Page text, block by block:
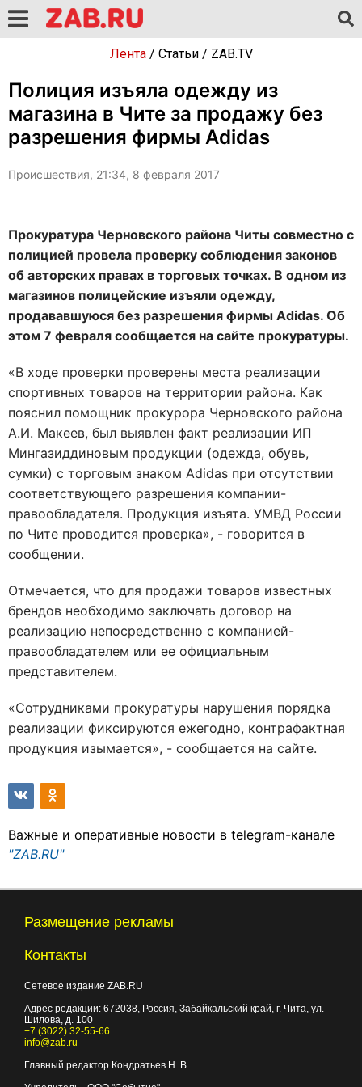
Лента/ Статьи/ ZAB.TV
Полиция изъяла одежду из
магазина в Чите за продажу без
разрешения фирмы Adidas
Происшествия, 21:34, 8 февраля 2017
Прокуратура Черновского района Читы совместно с
полицией провела проверку соблюдения законов
об авторских правах в торговых точках. В одном из
магазинов полицейские изъяли одежду,
продававшуюся без разрешения фирмы Adidas. Об
этом 7 февраля сообщается на сайте прокуратуры.
«В ходе проверки проверены места реализации
спортивных товаров на территории района. Как
пояснил помощник прокурора Черновского района
А.И. Макеев, был выявлен факт реализации ИП
Мингазиддиновым продукции (одежда, обувь,
сумки) с торговым знаком Adidas при отсутствии
соответствующего разрешения компании-
правообладателя. Продукция изъята. УМВД России
по Чите проводится проверка», - говорится в
сообщении.
Отмечается, что для продажи товаров известных
брендов необходимо заключать договор на
реализацию непосредственно с компанией-
правообладателем или ее официальным
представителем.
«Сотрудниками прокуратуры нарушения порядка
реализации фиксируются ежегодно, контрафактная
продукция изымается», - сообщается на сайте.
Важные и оперативные новости в telegram-канале
"ZAB.RU"
Размещение рекламы
Контакты
Сетевое издание ZAB.RU
Адрес редакции: 672038, Россия, Забайкальский край, г. Чита, ул.
Шилова, д. 100
+7 (3022) 32-55-66
info@zab.ru
Главный редактор Кондратьев Н. В.